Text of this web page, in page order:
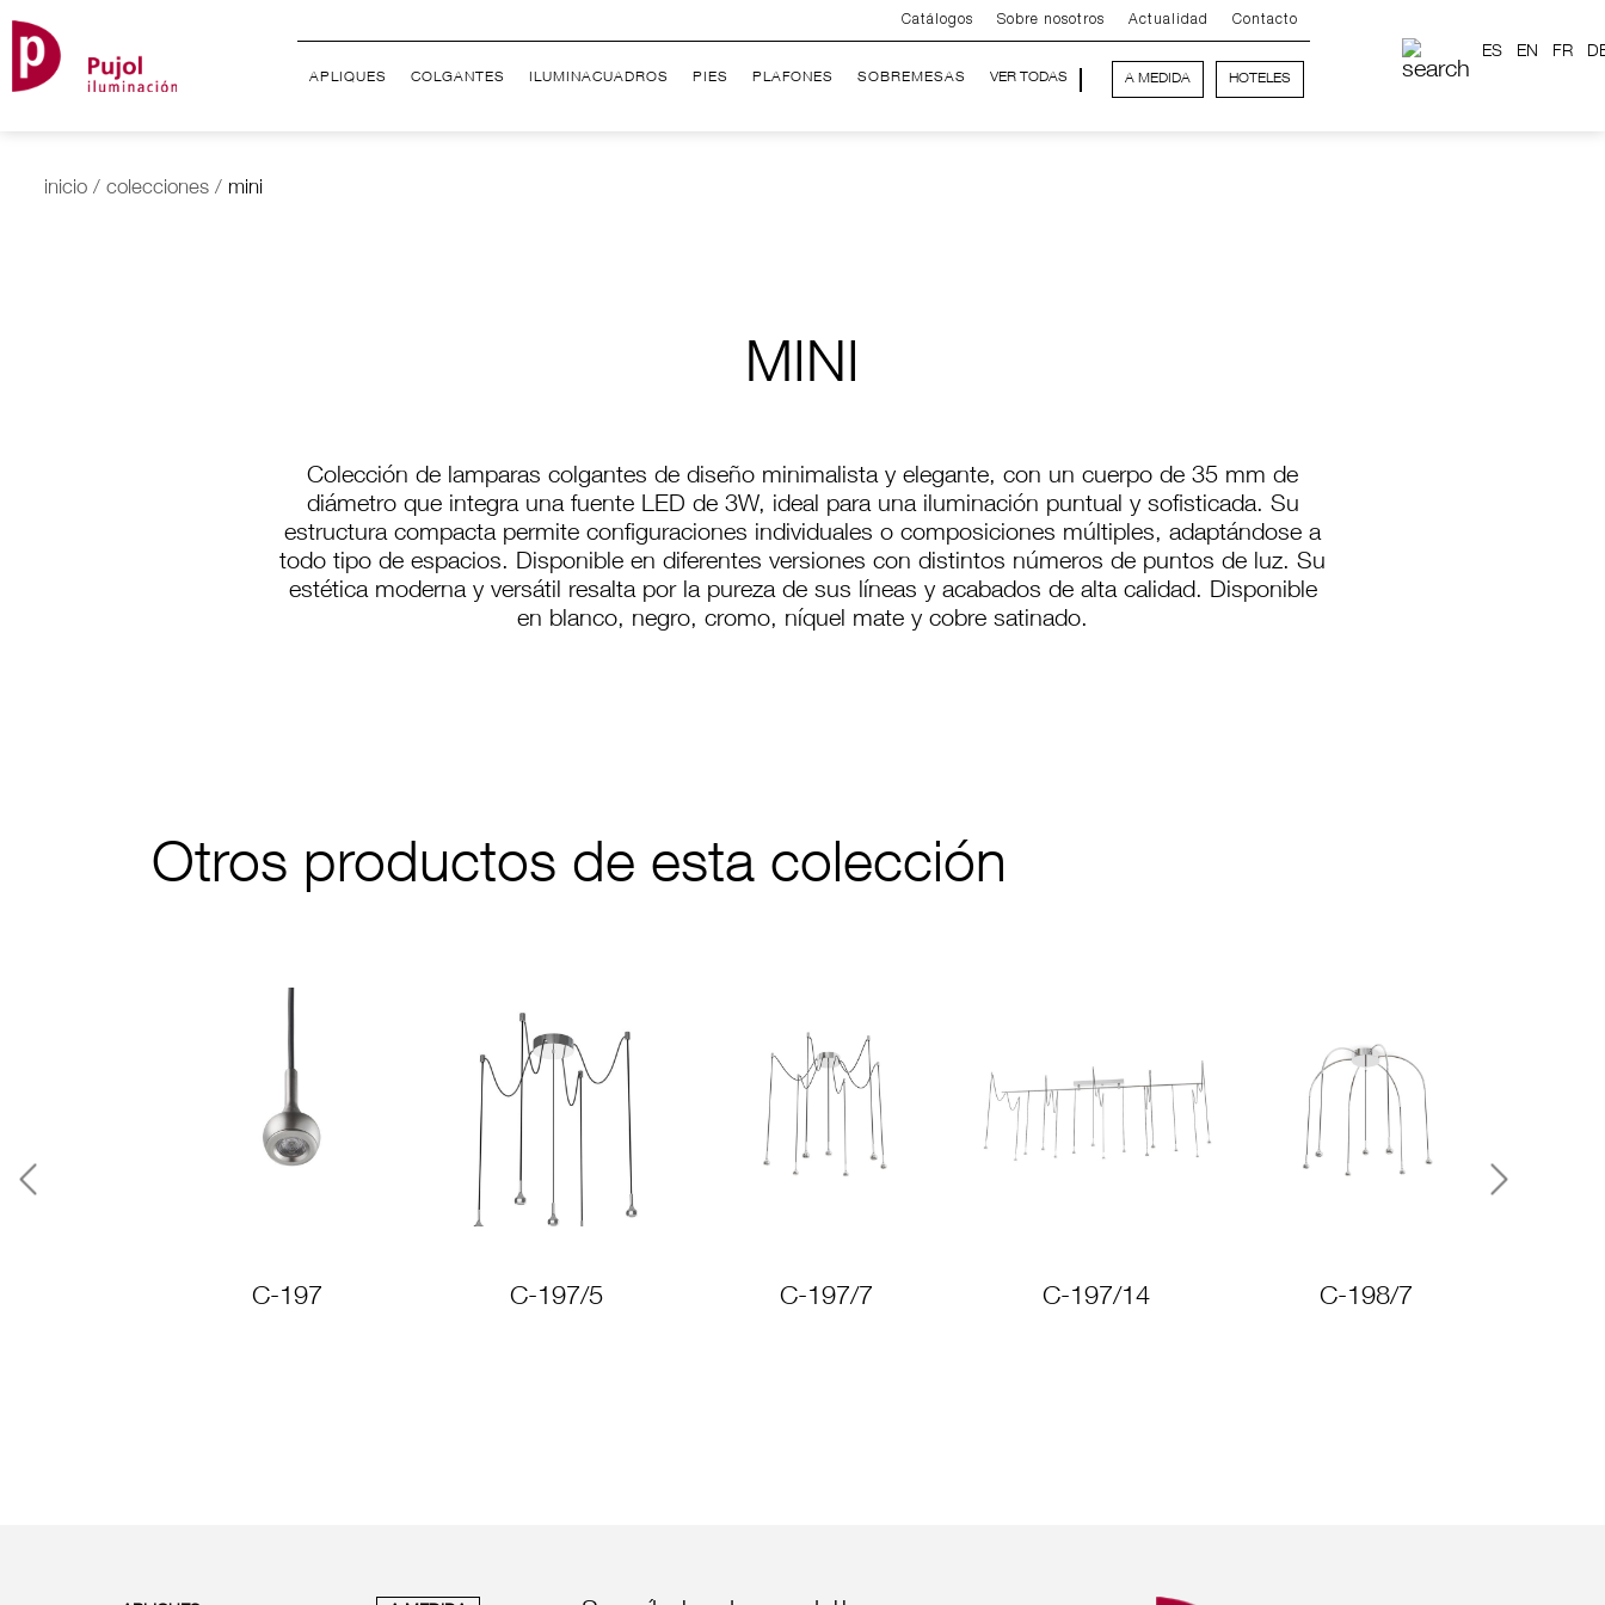
Catálogos Sobre nosotros Actualidad Contacto
APLIQUES COLGANTES ILUMINACUADROS PIES PLAFONES SOBREMESAS VER TODAS A MEDIDA HOTELES
ES EN FR
inicio / colecciones / mini
MINI
Colección de lamparas colgantes de diseño minimalista y elegante, con un cuerpo de 35 mm de
diámetro que integra una fuente LED de 3W, ideal para una iluminación puntual y sofisticada. Su
estructura compacta permite configuraciones individuales o composiciones múltiples, adaptándose a
todo tipo de espacios. Disponible en diferentes versiones con distintos números de puntos de luz. Su
estética moderna y versátil resalta por la pureza de sus líneas y acabados de alta calidad. Disponible
en blanco, negro, cromo, níquel mate y cobre satinado.
Otros productos de esta colección
Previous
C-197 C-197/5 C-197/7 C-197/14 C-198/7
Next